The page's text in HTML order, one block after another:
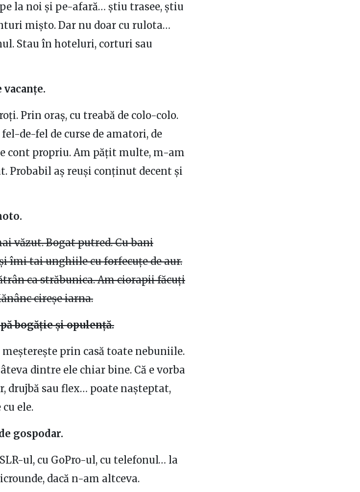
la noi și pe-afară… știu trasee, știu
mișto. Dar nu doar cu rulota…
Stau în hoteluri, corturi sau
Prin oraș, cu treabă de colo-colo.
de-fel de curse de amatori, de
cont propriu. Am pățit multe, m-am
Probabil aș reuși conținut decent și
văzut. Bogat putred. Cu bani
îmi tai unghiile cu forfecuțe de aur.
ca străbunica. Am ciorapii făcuți
cireșe iarna.
bogăție și opulență.
prin casă toate nebuniile.
dintre ele chiar bine. Că e vorba
drujbă sau flex… poate nașteptat,
ele.
gospodar.
ul, cu GoPro-ul, cu telefonul… la
dacă n-am altceva.